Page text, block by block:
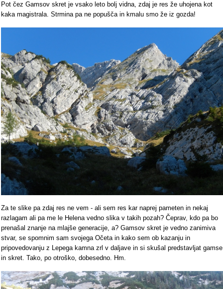
Pot čez Gamsov skret je vsako leto bolj vidna, zdaj je res že uhojena kot
kaka magistrala. Strmina pa ne popušča in kmalu smo že iz gozda!
Za te slike pa zdaj res ne vem - ali sem res kar naprej pameten in nekaj
razlagam ali pa me le Helena vedno slika v takih pozah? Čeprav, kdo pa bo
prenašal znanje na mlajše generacije, a? Gamsov skret je vedno zanimiva
stvar, se spomnim sam svojega Očeta in kako sem ob kazanju in
pripovedovanju z Lepega kamna zrl v daljave in si skušal predstavljat gamse
in skret. Tako, po otroško, dobesedno. Hm.